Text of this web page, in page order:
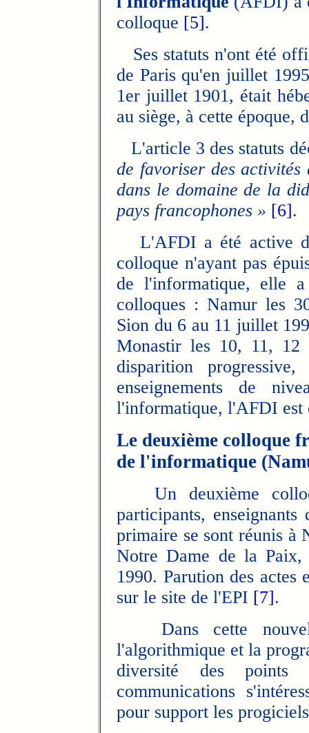
colloque [5].
Ses statuts n'ont été
de Paris qu'en juillet
1er juillet 1901, était
au siège, à cette époque,
L'article 3 des statuts
de favoriser des activités
dans le domaine de la
pays francophones » [6].
L'AFDI a été active
colloque n'ayant pas
de l'informatique, elle
colloques : Namur les
Sion du 6 au 11 juillet
Monastir les 10, 11,
disparition
enseignements de
l'informatique, l'AFDI est
Le deuxième colloque
de l'informatique
Un deuxième
participants,
primaire se sont réunis à
Notre Dame de la
1990. Parution des actes
sur le site de l'EPI [7].
Dans cette
l'algorithmique et la
diversité des points
communications
pour support les